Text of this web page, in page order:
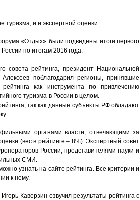
туризма, и и экспертной оценки
«Отдых» были подведены итоги первого
по итогам 2016 года.
совета рейтинга, президент Национальной
поблагодарил регионы, принявшие
как инструмента по привлечению
туризма в России в целом.
так как данные субъекты РФ обладают
органами власти, отвечающими за
(вес в рейтинге – 8%). Экспертный совет
России, представителями науки и
СМИ.
узнать на сайте рейтинга. Все критерии и
к нему.
Каверзин озвучил результаты рейтинга с